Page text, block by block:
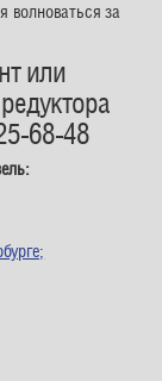
волноваться за
или
68-48